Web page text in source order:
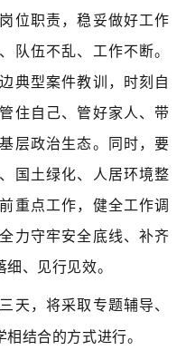
位职责，稳妥做好工作
队伍不乱、工作不断。
典型案件教训，时刻自
住自己、管好家人、带
层政治生态。同时，要
国土绿化、人居环境整
重点工作，健全工作调
力守牢安全底线、补齐
、见行见效。
天，将采取专题辅导、
结合的方式进行。